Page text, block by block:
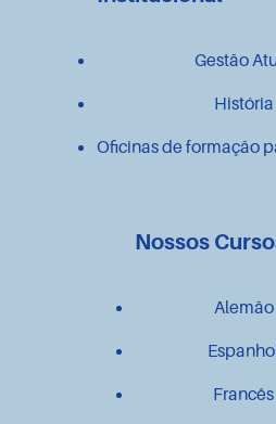
Gestão
História
Oficinas de formação
Nossos
Alemão
Francês